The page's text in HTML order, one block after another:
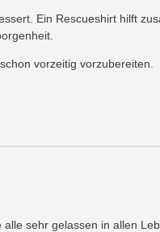
Ein Rescueshirt hilft
vorzeitig vorzubereiten.
sehr gelassen in allen